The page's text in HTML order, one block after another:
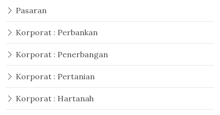
Pasaran
Korporat : Perbankan
Korporat : Penerbangan
Korporat : Pertanian
Korporat : Hartanah